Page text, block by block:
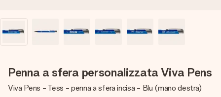
Penna a sfera personalizzata Viva Pens
Viva Pens - Tess - penna a sfera incisa - Blu (mano destra)